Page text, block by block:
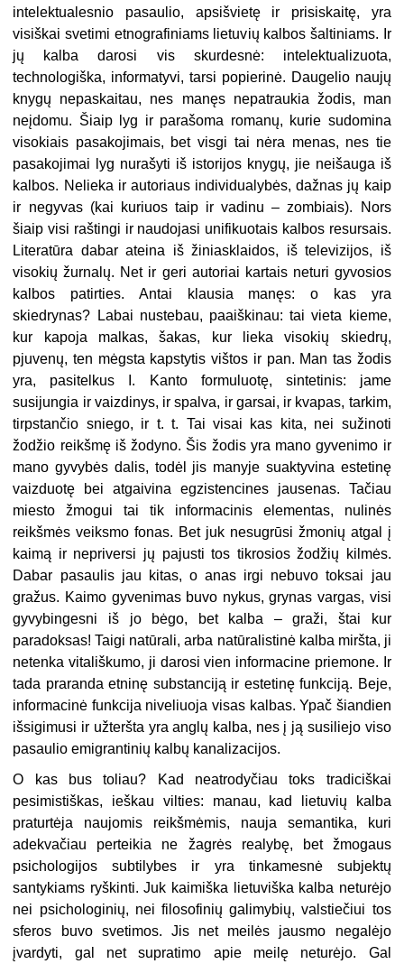
intelektualesnio pasaulio, apsišvietę ir prisiskaitę, yra
visiškai svetimi etnografiniams lietuvių kalbos šaltiniams. Ir
jų kalba darosi vis skurdesnė: intelektualizuota,
technologiška, informatyvi, tarsi popierinė. Daugelio naujų
knygų nepaskaitau, nes manęs nepatraukia žodis, man
neįdomu. Šiaip lyg ir parašoma romanų, kurie sudomina
visokiais pasakojimais, bet visgi tai nėra menas, nes tie
pasakojimai lyg nurašyti iš istorijos knygų, jie neišauga iš
kalbos. Nelieka ir autoriaus individualybės, dažnas jų kaip
ir negyvas (kai kuriuos taip ir vadinu – zombiais). Nors
šiaip visi raštingi ir naudojasi unifikuotais kalbos resursais.
Literatūra dabar ateina iš žiniasklaidos, iš televizijos, iš
visokių žurnalų. Net ir geri autoriai kartais neturi gyvosios
kalbos patirties. Antai klausia manęs: o kas yra
skiedrynas? Labai nustebau, paaiškinau: tai vieta kieme,
kur kapoja malkas, šakas, kur lieka visokių skiedrų,
pjuvenų, ten mėgsta kapstytis vištos ir pan. Man tas žodis
yra, pasitelkus I. Kanto formuluotę, sintetinis: jame
susijungia ir vaizdinys, ir spalva, ir garsai, ir kvapas, tarkim,
tirpstančio sniego, ir t. t. Tai visai kas kita, nei sužinoti
žodžio reikšmę iš žodyno. Šis žodis yra mano gyvenimo ir
mano gyvybės dalis, todėl jis manyje suaktyvina estetinę
vaizduotę bei atgaivina egzistencines jausenas. Tačiau
miesto žmogui tai tik informacinis elementas, nulinės
reikšmės veiksmo fonas. Bet juk nesugrūsi žmonių atgal į
kaimą ir nepriversi jų pajusti tos tikrosios žodžių kilmės.
Dabar pasaulis jau kitas, o anas irgi nebuvo toksai jau
gražus. Kaimo gyvenimas buvo nykus, grynas vargas, visi
gyvybingesni iš jo bėgo, bet kalba – graži, štai kur
paradoksas! Taigi natūrali, arba natūralistinė kalba miršta, ji
netenka vitališkumo, ji darosi vien informacine priemone. Ir
tada praranda etninę substanciją ir estetinę funkciją. Beje,
informacinė funkcija niveliuoja visas kalbas. Ypač šiandien
išsigimusi ir užteršta yra anglų kalba, nes į ją susiliejo viso
pasaulio emigrantinių kalbų kanalizacijos.
O kas bus toliau? Kad neatrodyčiau toks tradiciškai
pesimistiškas, ieškau vilties: manau, kad lietuvių kalba
praturtėja naujomis reikšmėmis, nauja semantika, kuri
adekvačiau perteikia ne žagrės realybę, bet žmogaus
psichologijos subtilybes ir yra tinkamesnė subjektų
santykiams ryškinti. Juk kaimiška lietuviška kalba neturėjo
nei psichologinių, nei filosofinių galimybių, valstiečiui tos
sferos buvo svetimos. Jis net meilės jausmo negalėjo
įvardyti, gal net supratimo apie meilę neturėjo. Gal